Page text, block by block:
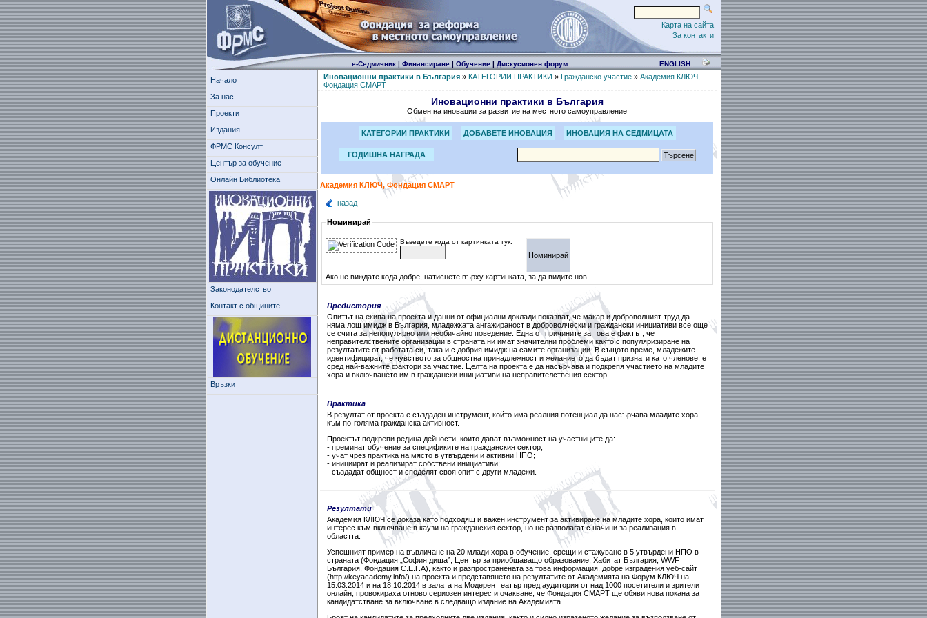
Карта на сайта
За контакти
е-Седмичник| Финансиране| Обучение| Дискусионен форум ENGLISH
Начало
За нас
Проекти
Издания
ФРМС Консулт
Център за обучение
Онлайн Библиотека
Законодателство
Контакт с общините
Връзки
Иновационни практики в България» КАТЕГОРИИ ПРАКТИКИ » Гражданско участие» Академия КЛЮЧ,
Фондация СМАРТ
Иновационни практики в България
Обмен на иновации за развитие на местното самоуправление
КАТЕГОРИИ ПРАКТИКИ ДОБАВЕТЕ ИНОВАЦИЯ ИНОВАЦИЯ НА СЕДМИЦАТА
ГОДИШНА НАГРАДА
Академия КЛЮЧ, Фондация СМАРТ
назад
Номинирай
Въведете кода от картинката тук:
Ако не виждате кода добре, натиснете върху картинката, за да видите нов
Предистория
Опитът на екипа на проекта и данни от официални доклади показват, че макар и доброволният труд да
няма лош имидж в България, младежката ангажираност в доброволчески и граждански инициативи все още
се счита за непопулярно или необичайно поведение. Една от причините за това е фактът, че
неправителствените организации в страната ни имат значителни проблеми както с популяризиране на
резултатите от работата си, така и с добрия имидж на самите организации. В същото време, младежите
идентифицират, че чувството за общностна принадлежност и желанието да бъдат признати като членове, е
сред най-важните фактори за участие. Целта на проекта е да насърчава и подкрепя участието на младите
хора и включването им в граждански инициативи на неправителствения сектор.
Практика
В резултат от проекта e създаден инструмент, който има реалния потенциал да насърчава младите хора
към по-голяма гражданска активност.
Проектът подкрепи редица дейности, които дават възможност на участниците да:
- преминат обучение за спецификите на гражданския сектор;
- учат чрез практика на място в утвърдени и активни НПО;
- инициират и реализират собствени инициативи;
- създадат общност и споделят своя опит с други младежи.
Резултати
Академия КЛЮЧ се доказа като подходящ и важен инструмент за активиране на младите хора, които имат
интерес към включване в каузи на гражданския сектор, но не разполагат с начини за реализация в
областта.
Успешният пример на въвличане на 20 млади хора в обучение, срещи и стажуване в 5 утвърдени НПО в
страната (Фондация „София диша”, Център за приобщаващо образование, Хабитат България, WWF
България, Фондация С.Е.Г.А), както и разпространената за това информация, добре изградения уеб-сайт
(http://keyacademy.info/) на проекта и представянето на резултатите от Академията на Форум КЛЮЧ на
15.03.2014 и на 18.10.2014 в залата на Модерен театър пред аудитория от над 1000 посетители и зрители
онлайн, провокираха отново сериозен интерес и очакване, че Фондация СМАРТ ще обяви нова покана за
кандидатстване за включване в следващо издание на Академията.